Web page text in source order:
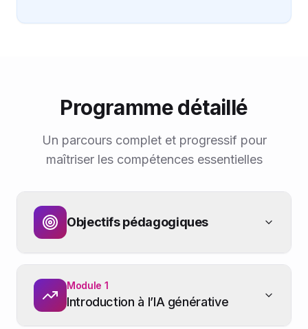
permet de valider la compréhension
progressive et adaptée au niveau
Programme détaillé
Un parcours complet et progressif pour
maîtriser les compétences essentielles
Objectifs pédagogiques
Module 1
Introduction à l’IA générative